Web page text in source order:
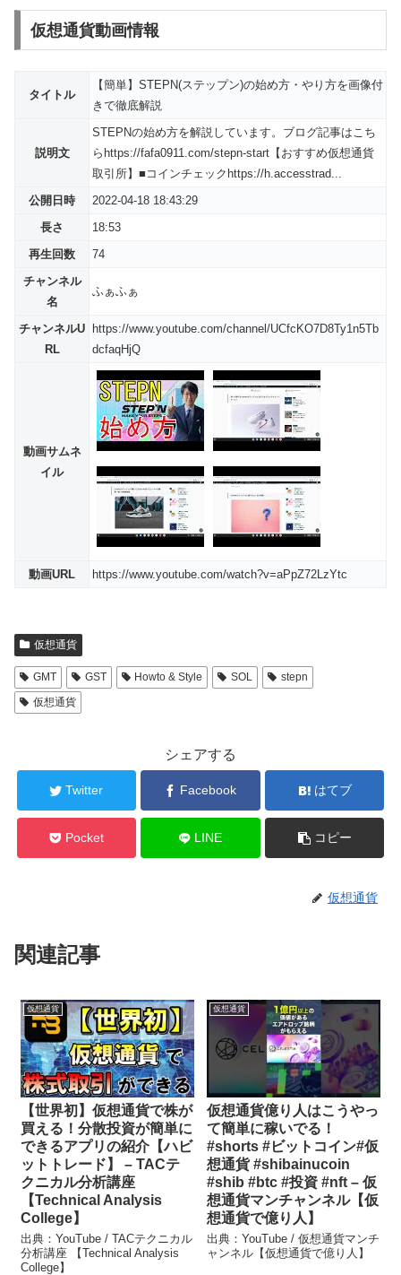
仮想通貨動画情報
タイトル
【簡単】STEPN(ステップン)の始め方・やり方を画像付
きで徹底解説
説明文
STEPNの始め方を解説しています。ブログ記事はこち
らhttps://fafa0911.com/stepn-start【おすすめ仮想通貨
取引所】■コインチェックhttps://h.accesstrad...
公開日時
2022-04-18 18:43:29
長さ
18:53
再生回数
74
チャンネル
名
ふぁふぁ
チャンネルU
RL
https://www.youtube.com/channel/UCfcKO7D8Ty1n5Tb
dcfaqHjQ
動画サムネ
イル
動画URL https://www.youtube.com/watch?v=aPpZ72LzYtc
仮想通貨
GMT GST Howto & Style SOL
stepn
仮想通貨
シェアする
Twitter Facebook はてブ
Pocket LINE コピー
仮想通貨
関連記事
仮想通貨
【世界初】仮想通貨で株が
買える！分散投資が簡単に
できるアプリの紹介【ハビ
ットトレード】 – TACテ
クニカル分析講座
【Technical Analysis
College】
出典：YouTube / TACテクニカル
分析講座 【Technical Analysis
College】
仮想通貨
仮想通貨億り人はこうやっ
て簡単に稼いでる！
#shorts #ビットコイン#仮
想通貨 #shibainucoin
#shib #btc #投資 #nft – 仮
想通貨マンチャンネル【仮
想通貨で億り人】
出典：YouTube / 仮想通貨マンチ
ャンネル【仮想通貨で億り人】